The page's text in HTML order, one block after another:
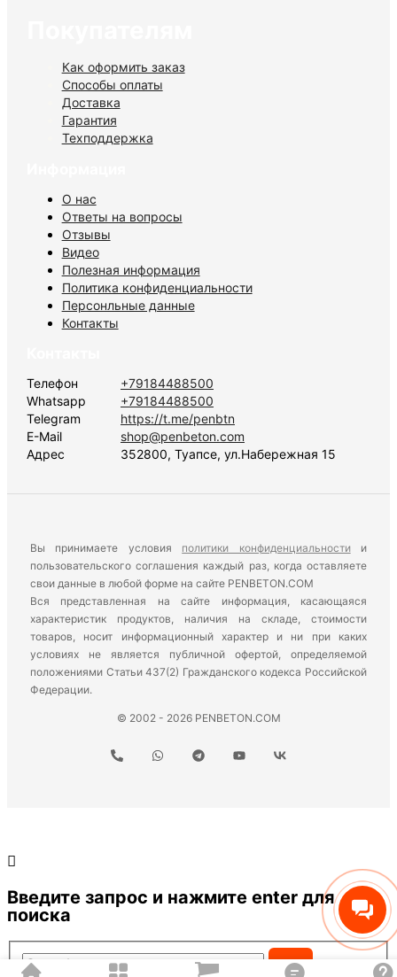
Как оформить заказ
Способы оплаты
Доставка
Гарантия
Техподдержка
О нас
Ответы на вопросы
Отзывы
Видео
Полезная информация
Политика конфиденциальности
Персонльные данные
Контакты
Телефон
+79184488500
Whatsapp
+79184488500
Telegram
https://t.me/penbtn
E-Mail
shop@penbeton.com
Адрес
352800, Туапсе, ул.Набережная 15
Вы принимаете условия политики конфиденциальностии
пользовательского соглашения каждый раз, когда оставляете
свои данные в любой форме на сайте PENBETON.COM
Вся представленная на сайте информация, касающаяся
характеристик продуктов, наличия на складе, стоимости
товаров, носит информационный характер и ни при каких
условиях не является публичной офертой, определяемой
положениями Статьи 437(2) Гражданского кодекса Российской
Федерации.
© 2002 - 2026 PENBETON.COM
Введите запрос и нажмите enter для
поиска
Search...